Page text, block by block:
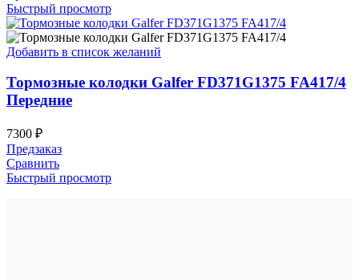
Быстрый просмотр
Добавить в список желаний
Тормозные колодки Galfer FD371G1375 FA417/4
Передние
7300 ₽
Предзаказ
Сравнить
Быстрый просмотр